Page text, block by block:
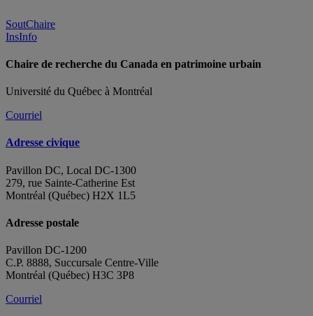
SoutChaire
InsInfo
Chaire de recherche du Canada en patrimoine urbain
Université du Québec à Montréal
Courriel
Adresse civique
Pavillon DC, Local DC-1300
279, rue Sainte-Catherine Est
Montréal (Québec) H2X 1L5
Adresse postale
Pavillon DC-1200
C.P. 8888, Succursale Centre-Ville
Montréal (Québec) H3C 3P8
Courriel